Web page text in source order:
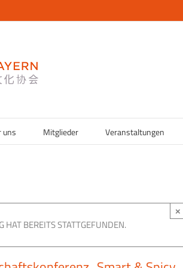
uns Mitglieder Veranstaltungen
×
HAT BEREITS STATTGEFUNDEN.